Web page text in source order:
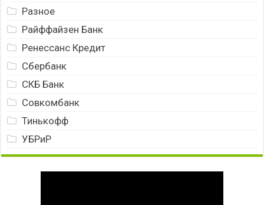
Разное
Райффайзен Банк
Ренессанс Кредит
Сбербанк
СКБ Банк
Совкомбанк
Тинькофф
УБРиР